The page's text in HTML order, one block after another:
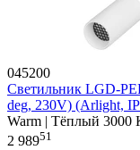
045200
Светильник LGD-
deg, 230V) (Arlight,
Warm | Тёплый 3000
2 98951